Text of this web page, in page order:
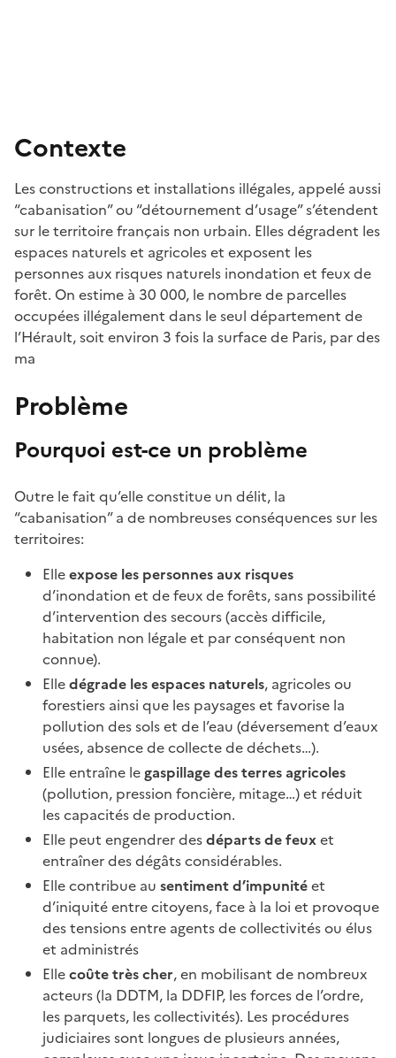
Contexte
Les constructions et installations illégales, appelé aussi
“cabanisation” ou “détournement d’usage” s’étendent
sur le territoire français non urbain. Elles dégradent les
espaces naturels et agricoles et exposent les
personnes aux risques naturels inondation et feux de
forêt. On estime à 30 000, le nombre de parcelles
occupées illégalement dans le seul département de
l’Hérault, soit environ 3 fois la surface de Paris, par des
ma
Problème
Pourquoi est-ce un problème
Outre le fait qu’elle constitue un délit, la
“cabanisation” a de nombreuses conséquences sur les
territoires:
Elleexpose les personnes aux risques
d’inondation et de feux de forêts, sans possibilité
d’intervention des secours (accès difficile,
habitation non légale et par conséquent non
connue).
Elledégrade les espaces naturels, agricoles ou
forestiers ainsi que les paysages et favorise la
pollution des sols et de l’eau (déversement d’eaux
usées, absence de collecte de déchets…).
Elle entraîne le gaspillage des terres agricoles
(pollution, pression foncière, mitage…) et réduit
les capacités de production.
Elle peut engendrer desdéparts de feuxet
entraîner des dégâts considérables.
Elle contribue au sentiment d’impunitéet
d’iniquité entre citoyens, face à la loi et provoque
des tensions entre agents de collectivités ou élus
et administrés
Ellecoûte très cher, en mobilisant de nombreux
acteurs (la DDTM, la DDFIP, les forces de l’ordre,
les parquets, les collectivités). Les procédures
judiciaires sont longues de plusieurs années,